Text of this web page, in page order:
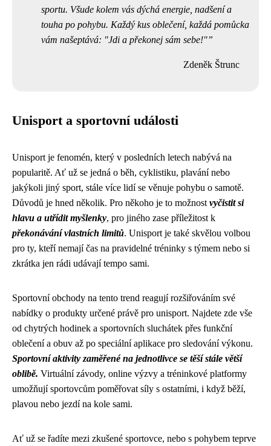
sportu. Všude kolem vás dýchá energie, nadšení a
touha po pohybu. Každý kus oblečení, každá pomůcka
vám našeptává: "Jdi a překonej sám sebe!"
Zdeněk Štrunc
Unisport a sportovní události
Unisport je fenomén, který v posledních letech nabývá na
popularitě. Ať už se jedná o běh, cyklistiku, plavání nebo
jakýkoli jiný sport, stále více lidí se věnuje pohybu o samotě.
Důvodů je hned několik. Pro někoho je to možnost vyčistit si
hlavu a utřídit myšlenky, pro jiného zase příležitost k
překonávání vlastních limitů. Unisport je také skvělou volbou
pro ty, kteří nemají čas na pravidelné tréninky s týmem nebo si
zkrátka jen rádi udávají tempo sami.
Sportovní obchody na tento trend reagují rozšiřováním své
nabídky o produkty určené právě pro unisport. Najdete zde vše
od chytrých hodinek a sportovních sluchátek přes funkční
oblečení a obuv až po speciální aplikace pro sledování výkonu.
Sportovní aktivity zaměřené na jednotlivce se těší stále větší
oblibě. Virtuální závody, online výzvy a tréninkové platformy
umožňují sportovcům poměřovat síly s ostatními, i když běží,
plavou nebo jezdí na kole sami.
Ať už se řadíte mezi zkušené sportovce, nebo s pohybem teprve